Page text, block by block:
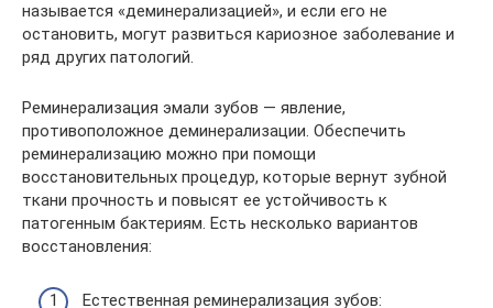
называется «деминерализацией», и если его не
остановить, могут развиться кариозное заболевание и
ряд других патологий.
Реминерализация эмали зубов — явление,
противоположное деминерализации. Обеспечить
реминерализацию можно при помощи
восстановительных процедур, которые вернут зубной
ткани прочность и повысят ее устойчивость к
патогенным бактериям. Есть несколько вариантов
восстановления:
Естественная реминерализация зубов: